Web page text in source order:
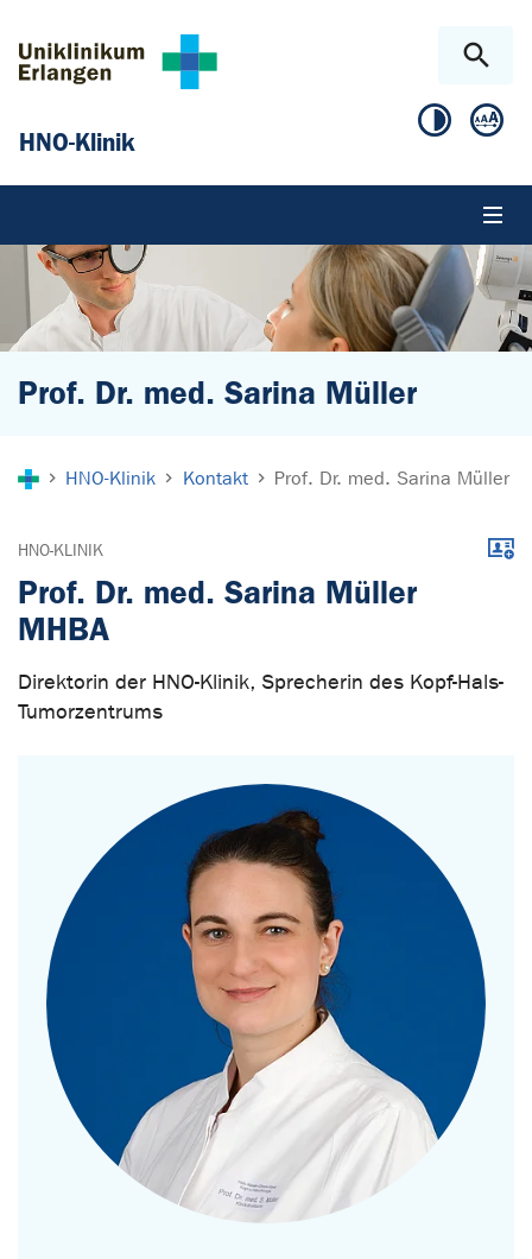
HNO-Klinik
Prof. Dr. med. Sarina Müller
HNO-Klinik Kontakt Prof. Dr. med. Sarina Müller
HNO-KLINIK
Prof. Dr. med. Sarina Müller
MHBA
Direktorin der HNO-Klinik, Sprecherin des Kopf-Hals-
Tumorzentrums